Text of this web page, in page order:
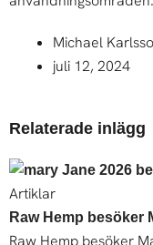
Michael
juli 12, 2024
Relaterade inlägg
Artiklar
Raw Hemp besöker
Raw Hemp besöker